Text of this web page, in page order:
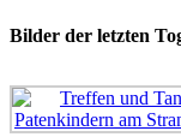
Bilder der letzten